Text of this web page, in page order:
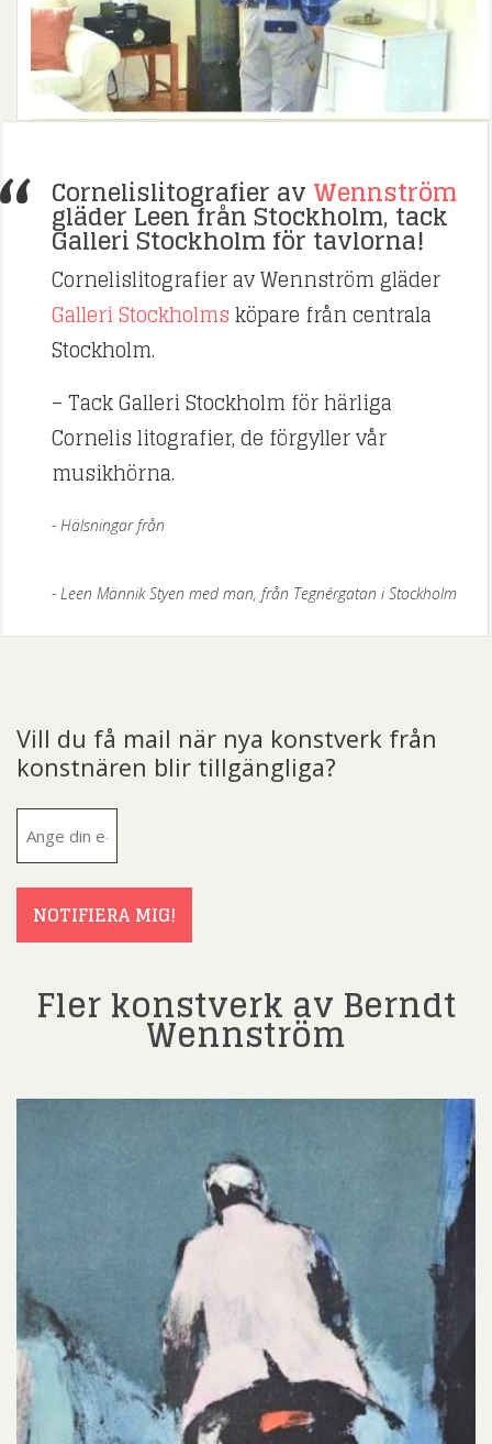
Cornelislitografier av Wennström
gläder Leen från Stockholm, tack
Galleri Stockholm för tavlorna!
Cornelislitografier av Wennström gläder
Galleri Stockholmsköpare från centrala
Stockholm.
– Tack Galleri Stockholm för härliga
Cornelis litografier, de förgyller vår
musikhörna.
Hälsningar från
Leen Männik Styen med man, från Tegnérgatan i Stockholm
Vill du få mail när nya konstverk från
konstnären blir tillgängliga?
NOTIFIERA MIG!
Fler konstverk av Berndt
Wennström